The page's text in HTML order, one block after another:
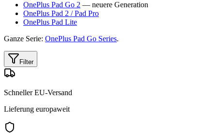
OnePlus Pad Go 2 — neuere Generation
OnePlus Pad 2 / Pad Pro
OnePlus Pad Lite
Ganze Serie: OnePlus Pad Go Series.
Filter
Schneller EU-Versand
Lieferung europaweit